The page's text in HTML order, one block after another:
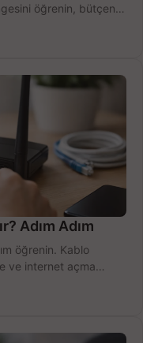
öğrenin, bütçenizi
Adım Adım
öğrenin. Kablo
ve internet açma